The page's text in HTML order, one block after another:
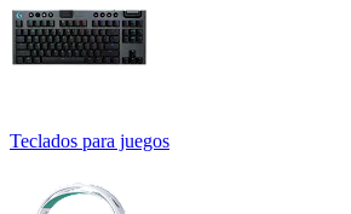
Teclados para juegos